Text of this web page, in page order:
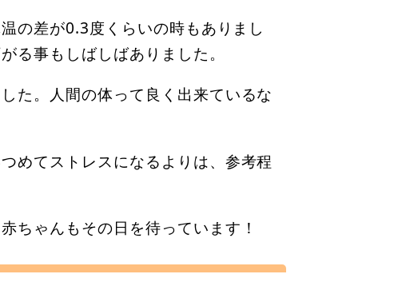
の差が0.3度くらいの時もありまし
る事もしばしばありました。
た。人間の体って良く出来ているな
めてストレスになるよりは、参考程
ちゃんもその日を待っています！